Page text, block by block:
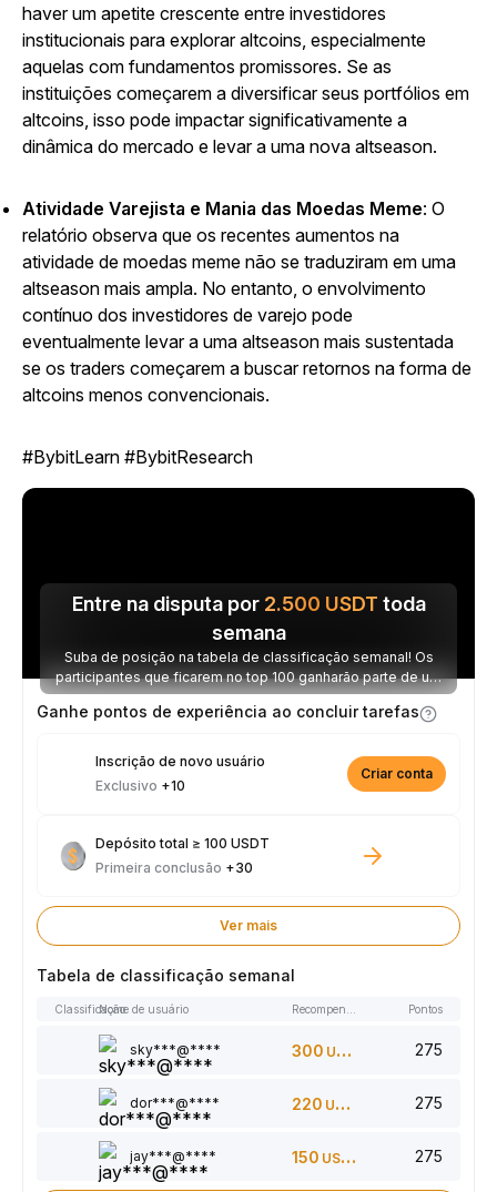
haver um apetite crescente entre investidores
institucionais para explorar altcoins, especialmente
aquelas com fundamentos promissores. Se as
instituições começarem a diversificar seus portfólios em
altcoins, isso pode impactar significativamente a
dinâmica do mercado e levar a uma nova altseason.
Atividade Varejista e Mania das Moedas Meme: O
relatório observa que os recentes aumentos na
atividade de moedas meme não se traduziram em uma
altseason mais ampla. No entanto, o envolvimento
contínuo dos investidores de varejo pode
eventualmente levar a uma altseason mais sustentada
se os traders começarem a buscar retornos na forma de
altcoins menos convencionais.
#BybitLearn #BybitResearch
Entre na disputa por 2.500 USDT toda
semana
Suba de posição na tabela de classificação semanal! Os
participantes que ficarem no top 100 ganharão parte de um
prêmio de 2.500 USDT toda semana.
Ganhe pontos de experiência ao concluir tarefas
Inscrição de novo usuário
Exclusivo +10
Criar conta
Depósito total ≥ 100 USDT
Primeira conclusão +30
Ver mais
Tabela de classificação semanal
ClassificaçãoNome de usuário Pontos
sky***@**** 300 USDT 275
dor***@**** 220 USDT 275
jay***@**** 150 USDT 275